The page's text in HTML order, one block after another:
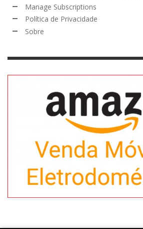
Manage Subscriptions
Política de Privacidade
Sobre